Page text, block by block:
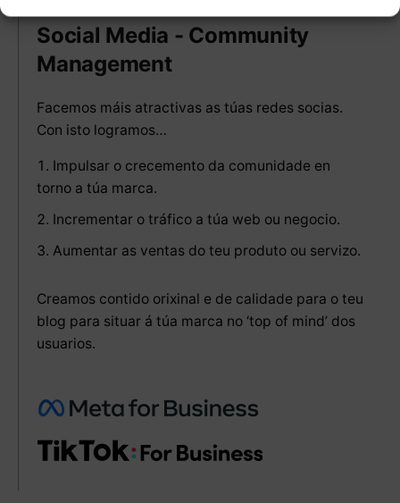
Social Media - Community
Management
Facemos máis atractivas as túas redes socias.
Con isto logramos…
Impulsar o crecemento da comunidade en
torno a túa marca.
Incrementar o tráfico a túa web ou negocio.
Aumentar as ventas do teu produto ou servizo.
Creamos contido orixinal e de calidade para o teu
blog para situar á túa marca no ‘top of mind’ dos
usuarios.